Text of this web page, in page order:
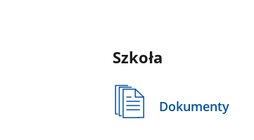
Szkoła
Dokumenty